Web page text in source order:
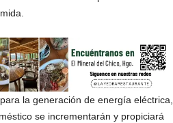
la generación de energía eléctrica,
se incrementarán y propiciará